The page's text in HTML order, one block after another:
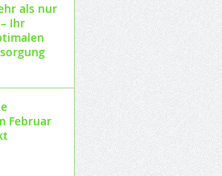
als nur
Ihr
Februar